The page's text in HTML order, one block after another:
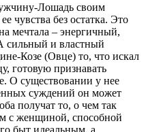
Лошадь своим
чувства без остатка. Это
мечтала – энергичный,
и властный
Козе (Овце) то, что искал
готовую признавать
О существовании у нее
суждений он может
получат то, о чем так
с женщиной, способной
быт идеальным, а